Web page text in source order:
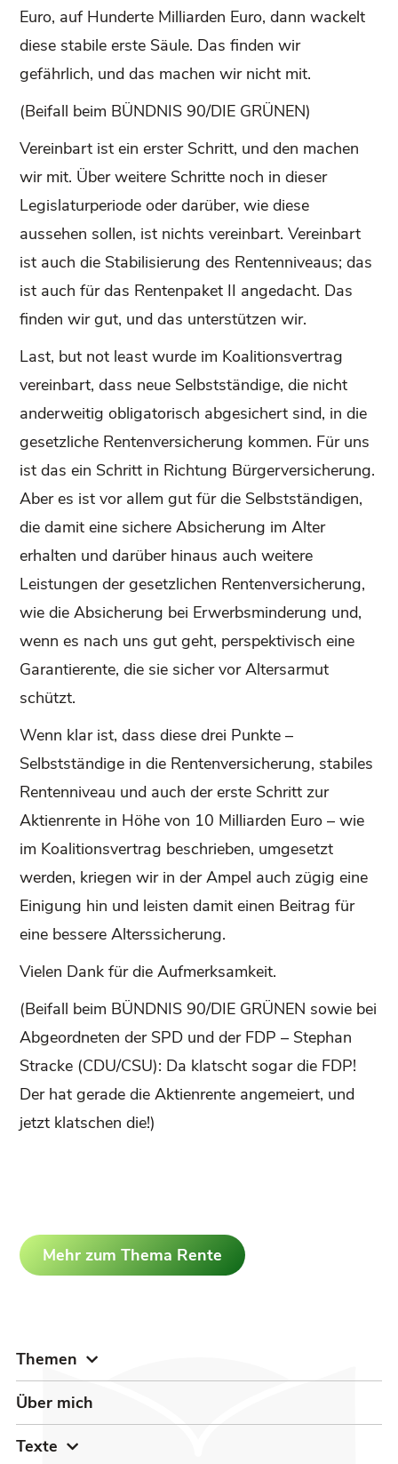
Euro, auf Hunderte Milliarden Euro, dann wackelt
diese stabile erste Säule. Das finden wir
gefährlich, und das machen wir nicht mit.
(Beifall beim BÜNDNIS 90/DIE GRÜNEN)
Vereinbart ist ein erster Schritt, und den machen
wir mit. Über weitere Schritte noch in dieser
Legislaturperiode oder darüber, wie diese
aussehen sollen, ist nichts vereinbart. Vereinbart
ist auch die Stabilisierung des Rentenniveaus; das
ist auch für das Rentenpaket II angedacht. Das
finden wir gut, und das unterstützen wir.
Last, but not least wurde im Koalitionsvertrag
vereinbart, dass neue Selbstständige, die nicht
anderweitig obligatorisch abgesichert sind, in die
gesetzliche Rentenversicherung kommen. Für uns
ist das ein Schritt in Richtung Bürgerversicherung.
Aber es ist vor allem gut für die Selbstständigen,
die damit eine sichere Absicherung im Alter
erhalten und darüber hinaus auch weitere
Leistungen der gesetzlichen Rentenversicherung,
wie die Absicherung bei Erwerbsminderung und,
wenn es nach uns gut geht, perspektivisch eine
Garantierente, die sie sicher vor Altersarmut
schützt.
Wenn klar ist, dass diese drei Punkte –
Selbstständige in die Rentenversicherung, stabiles
Rentenniveau und auch der erste Schritt zur
Aktienrente in Höhe von 10 Milliarden Euro – wie
im Koalitionsvertrag beschrieben, umgesetzt
werden, kriegen wir in der Ampel auch zügig eine
Einigung hin und leisten damit einen Beitrag für
eine bessere Alterssicherung.
Vielen Dank für die Aufmerksamkeit.
(Beifall beim BÜNDNIS 90/DIE GRÜNEN sowie bei
Abgeordneten der SPD und der FDP – Stephan
Stracke (CDU/CSU): Da klatscht sogar die FDP!
Der hat gerade die Aktienrente angemeiert, und
jetzt klatschen die!)
Mehr zum Thema Rente
Themen
Über mich
Texte